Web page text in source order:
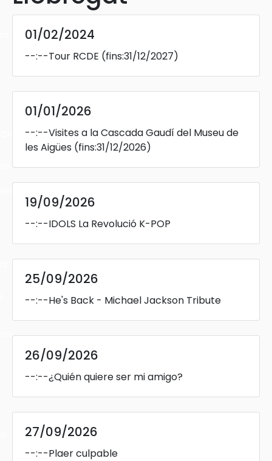
01/02/2024
--:--Tour RCDE (fins:31/12/2027)
01/01/2026
--:--Visites a la Cascada Gaudí del Museu de
les Aigües (fins:31/12/2026)
19/09/2026
--:--IDOLS La Revolució K-POP
25/09/2026
--:--He's Back - Michael Jackson Tribute
26/09/2026
--:--¿Quién quiere ser mi amigo?
27/09/2026
--:--Plaer culpable